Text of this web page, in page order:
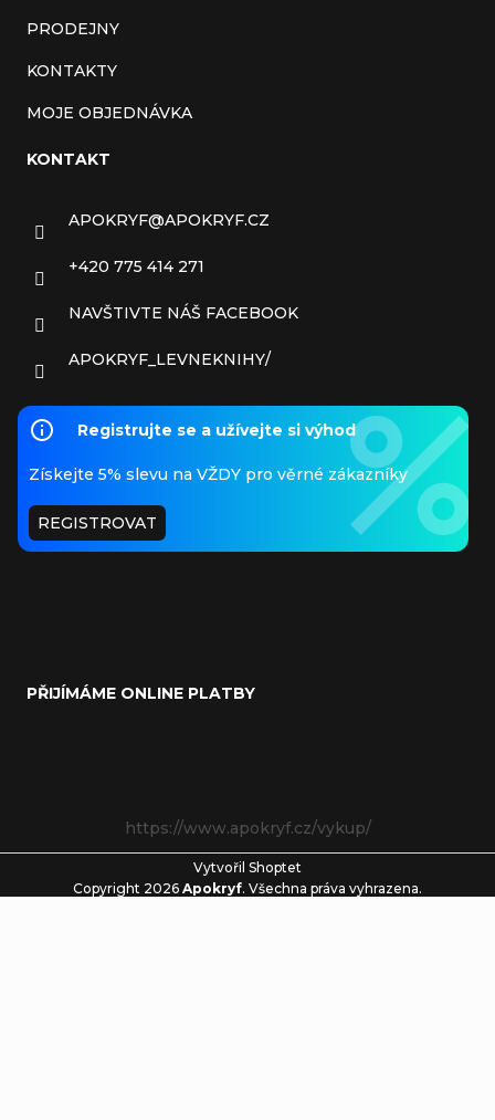
PRODEJNY
KONTAKTY
MOJE OBJEDNÁVKA
KONTAKT
APOKRYF@APOKRYF.CZ
+420 775 414 271
NAVŠTIVTE NÁŠ FACEBOOK
APOKRYF_LEVNEKNIHY/
Registrujte se a užívejte si výhod
Získejte 5% slevu na VŽDY pro věrné zákazníky
REGISTROVAT
PŘIJÍMÁME ONLINE PLATBY
https://www.apokryf.cz/vykup/
Vytvořil Shoptet
Copyright 2026 Apokryf. Všechna práva vyhrazena.